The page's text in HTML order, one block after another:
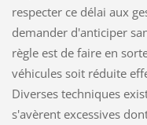
respecter ce délai aux
demander d'anticiper
règle est de faire en
véhicules soit réduite
Diverses techniques
s'avèrent excessives